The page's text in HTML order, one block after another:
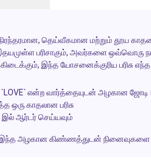
தெய்வீகமான மற்றும் தூய
பரிசாகும், அவர்களை ஒவ்வொரு
இந்த யோசனைக்குரிய பரிசு எந்த
`LOVE` என்ற வார்த்தையுடன் அழகான
ஒரு காதலான பரிசு
இல் ஆர்டர் செய்யவும்
அழகான கிண்ணத்துடன் நினைவுகளை